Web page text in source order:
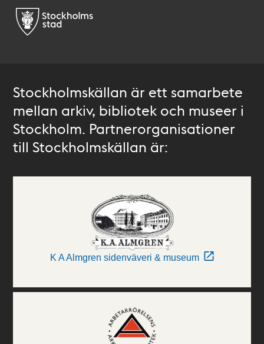
Stockholmskällan är ett samarbete
mellan arkiv, bibliotek och museer i
Stockholm. Partnerorganisationer
till Stockholmskällan är:
K A Almgren sidenväveri & museum